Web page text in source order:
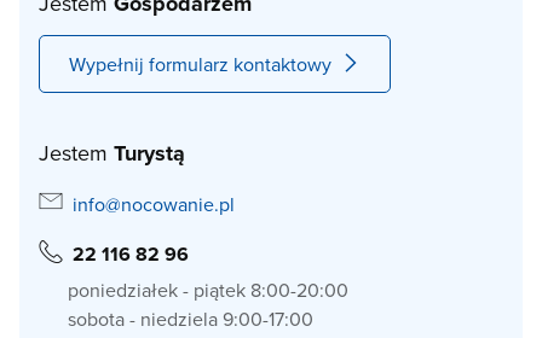
Wypełnij formularz kontaktowy
Jestem Turystą
info@nocowanie.pl
22 116 82 96
poniedziałek - piątek 8:00-20:00
sobota - niedziela 9:00-17:00